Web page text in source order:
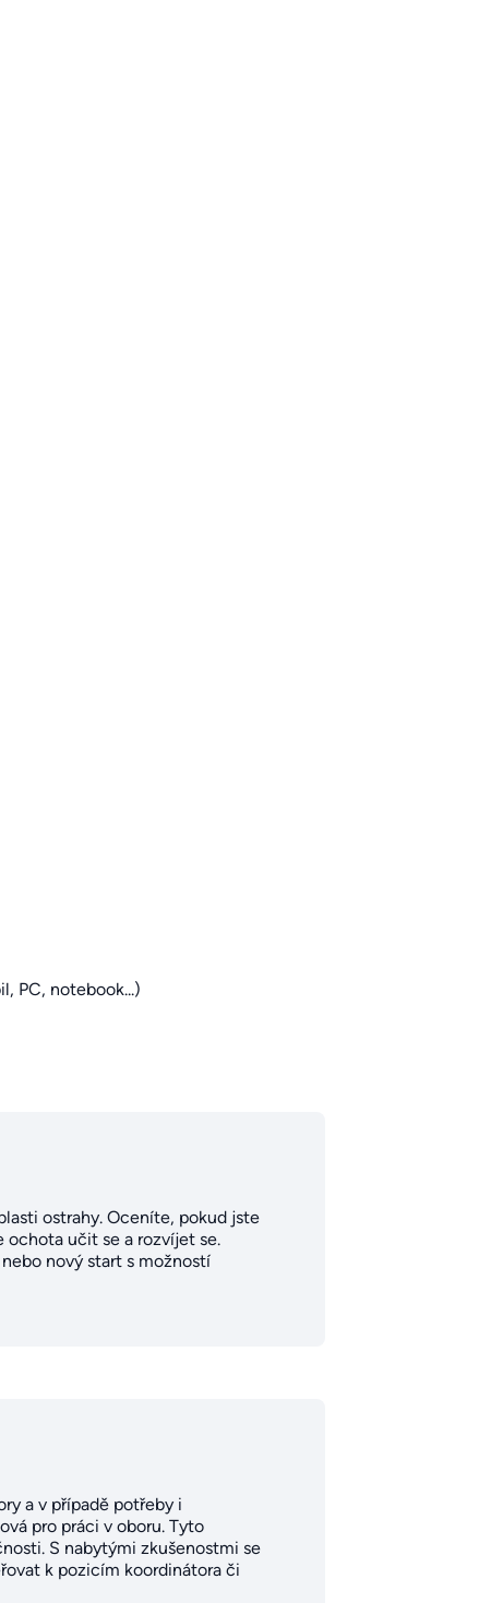
PC, notebook...)
ostrahy. Oceníte, pokud jste
učit se a rozvíjet se.
nový start s možností
a v případě potřeby i
pro práci v oboru. Tyto
S nabytými zkušenostmi se
k pozicím koordinátora či